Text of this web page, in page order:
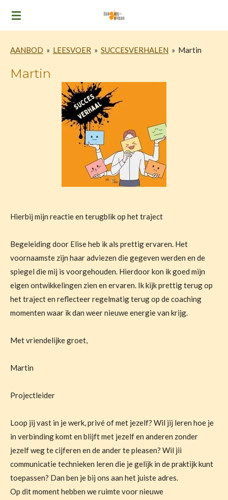
Ga
deAANBOD » LEESVOER » SUCCESVERHALEN » Martin
Martin
Hierbij mijn reactie en terugblik op het traject
Begeleiding door Elise heb ik als prettig ervaren. Het
voornaamste zijn haar adviezen die gegeven werden en de
spiegel die mij is voorgehouden. Hierdoor kon ik goed mijn
eigen ontwikkelingen zien en ervaren. Ik kijk prettig terug op
het traject en reflecteer regelmatig terug op de coaching
momenten waar ik dan weer nieuwe energie van krijg.
Met vriendelijke groet,​​​​
Martin
Projectleider
Loop jij vast in je werk, privé of met jezelf? Wil jij leren hoe je
in verbinding komt en blijft met jezelf en anderen zonder
jezelf weg te cijferen en de ander te pleasen? Wil jii
communicatie technieken leren die je gelijk in de praktijk kunt
toepassen? Dan ben je bij ons aan het juiste adres.
Op dit moment hebben we ruimte voor nieuwe